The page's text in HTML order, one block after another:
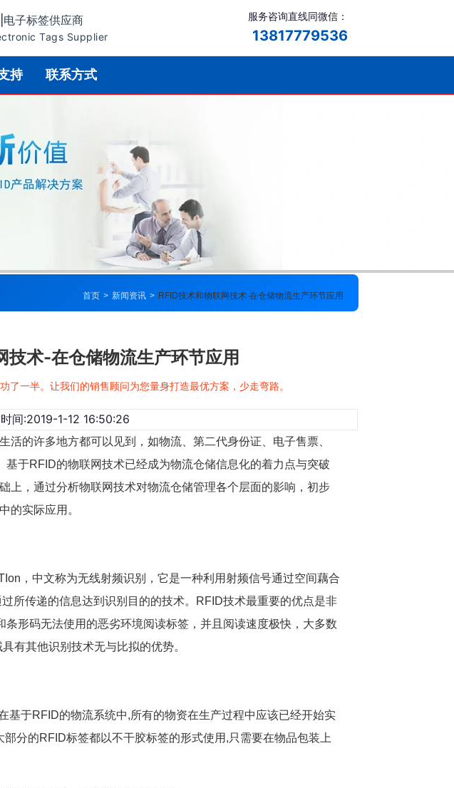
子标签供应商
Tags Supplier
服务咨询直线同微信：
13817779536
持 联系方式
首页 > 新闻资讯 > RFID技术和物联网技术-在仓储物流生产环节应用
技术-在仓储物流生产环节应用
了一半。让我们的销售顾问为您量身打造最优方案，少走弯路。
间:2019-1-12 16:50:26
的许多地方都可以见到，如物流、第二代身份证、电子售票、
于RFID的物联网技术已经成为物流仓储信息化的着力点与突破
上，通过分析物联网技术对物流仓储管理各个层面的影响，初步
的实际应用。
，中文称为无线射频识别，它是一种利用射频信号通过空间藕合
所传递的信息达到识别目的的技术。RFID技术最重要的优点是非
形码无法使用的恶劣环境阅读标签，并且阅读速度极快，大多数
有其他识别技术无与比拟的优势。
于RFID的物流系统中,所有的物资在生产过程中应该已经开始实
分的RFID标签都以不干胶标签的形式使用,只需要在物品包装上